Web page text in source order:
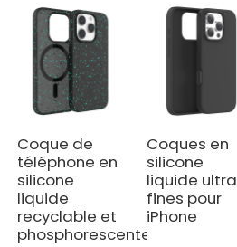
Coque de
téléphone en
silicone
liquide
recyclable et
phosphorescente
Coques en
silicone
liquide ultra
fines pour
iPhone